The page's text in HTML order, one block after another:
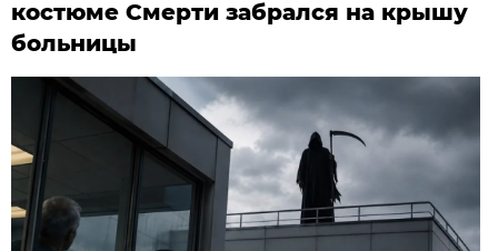
костюме Смерти забрался на крышу
больницы